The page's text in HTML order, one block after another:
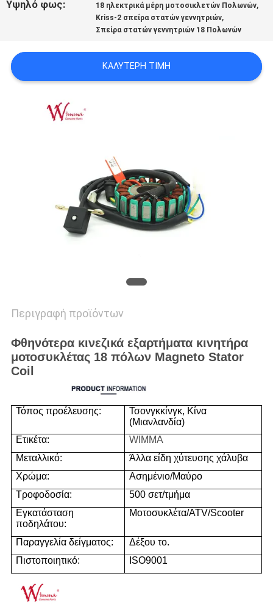
ΠΟΛΙΤΙΚΉ
ΜΥΣΤΙΚΌΤΗΤΑΣ
Υψηλό φως: 18 ηλεκτρικά μέρη μοτοσικλετών Πολωνών,
Kriss-2 σπείρα στατών γεννητριών,
Σπείρα στατών γεννητριών 18 Πολωνών
ΚΑΛΎΤΕΡΗ ΤΙΜΉ
Περιγραφή προϊόντων
Φθηνότερα κινεζικά εξαρτήματα κινητήρα
μοτοσυκλέτας 18 πόλων Magneto Stator
Coil
Τόπος προέλευσης:
Τσονγκκίνγκ, Κίνα
(Μιανλανδία)
Ετικέτα:
WIMMA
Μεταλλικό:
Άλλα είδη χύτευσης χάλυβα
Χρώμα:
Ασημένιο/Μαύρο
Τροφοδοσία:
500 σετ/τμήμα
Εγκατάσταση
ποδηλάτου:
Μοτοσυκλέτα/ATV/Scooter
Παραγγελία δείγματος:
Δέξου το.
Πιστοποιητικό:
ISO9001